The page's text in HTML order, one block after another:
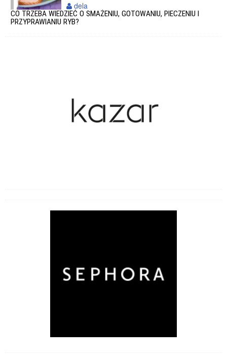
CO TRZEBA WIEDZIEĆ O SMAŻENIU, GOTOWANIU, PIECZENIU I
PRZYPRAWIANIU RYB?
dela